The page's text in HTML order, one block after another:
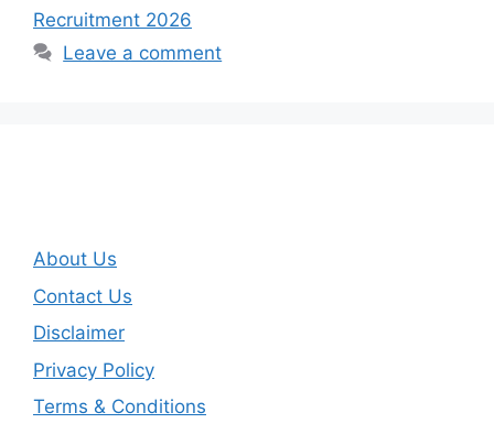
Recruitment 2026
Leave a comment
About Us
Contact Us
Disclaimer
Privacy Policy
Terms & Conditions